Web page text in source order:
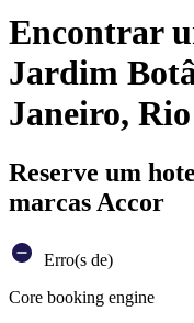
Encontrar
Jardim
Janeiro,
Reserve um
marcas Accor
Erro(s de)
Core booking engine